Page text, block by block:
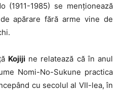
(1911-1985) se menționează
apărare fără arme vine de
Kojijine relatează că în anul
Nomi-No-Sukune practica
cu secolul al VII-lea, în